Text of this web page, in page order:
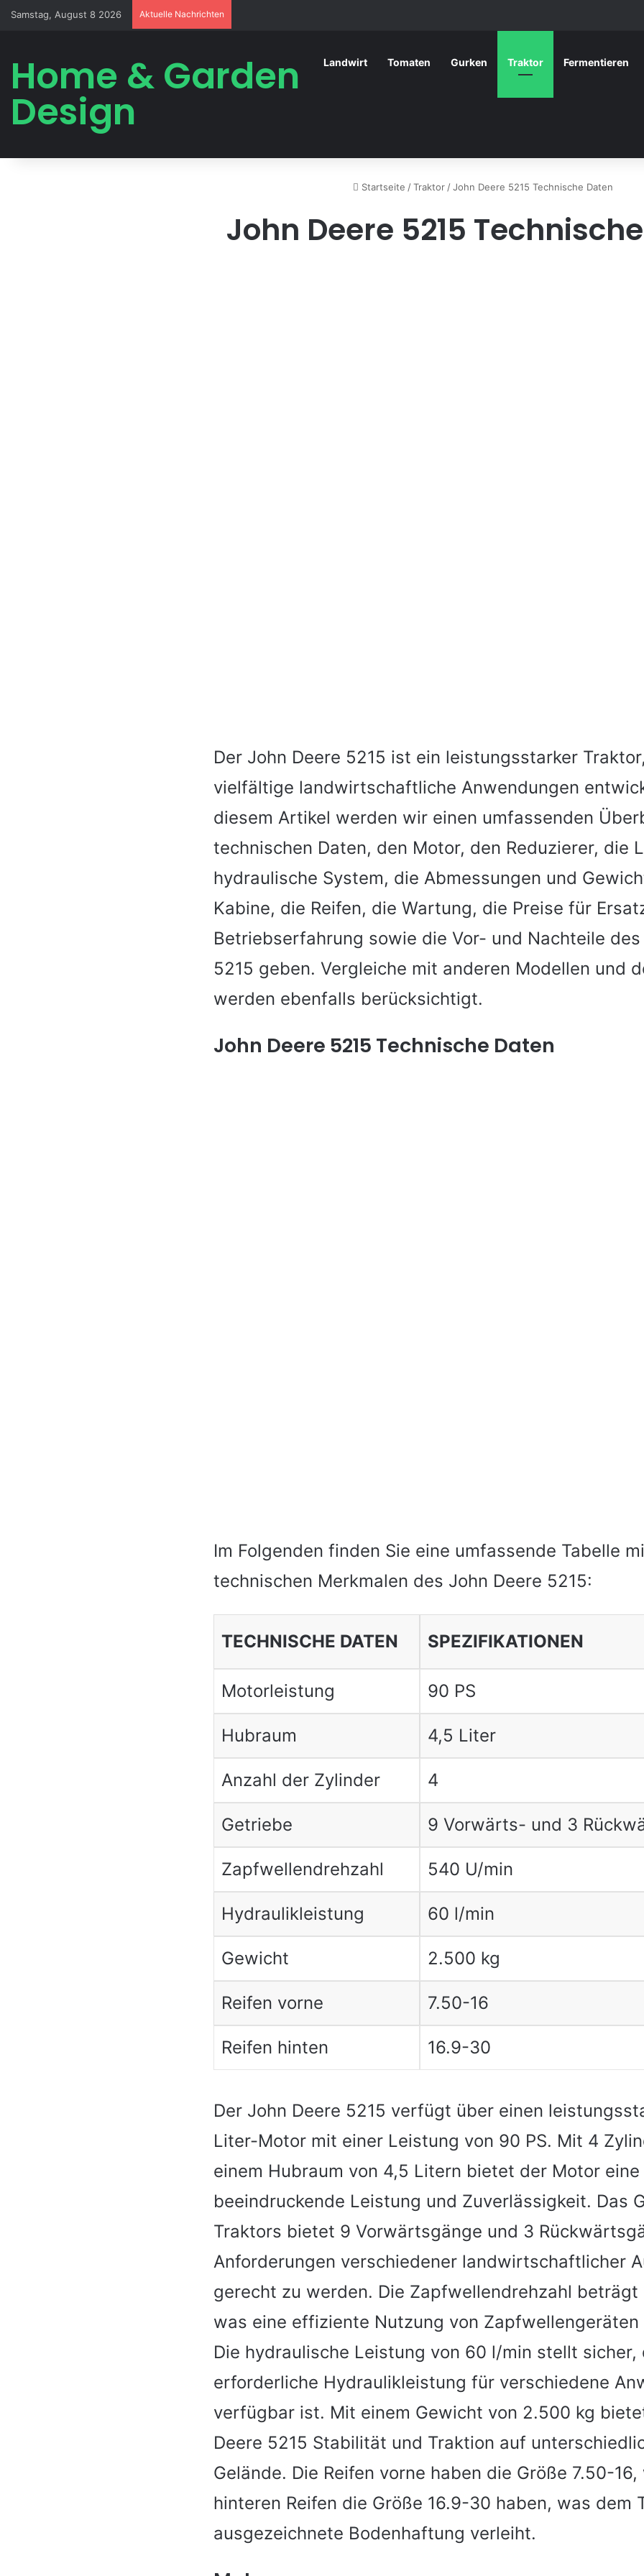
Samstag, August 8 2026 Aktuelle Nachrichten
Home & Garden
Design
Landwirt Tomaten Gurken Traktor Fermentieren
Startseite /Traktor /John Deere 5215 Technische Daten
John Deere 5215
Der John Deere 5215 ist ein leistungsstarker
vielfältige landwirtschaftliche Anwendungen
diesem Artikel werden wir einen umfassenden
technischen Daten, den Motor, den Reduzierer, die
hydraulische System, die Abmessungen und
Kabine, die Reifen, die Wartung, die Preise für
Betriebserfahrung sowie die Vor- und Nachteile des
5215 geben. Vergleiche mit anderen Modellen und
werden ebenfalls berücksichtigt.
John Deere 5215 Technische Daten
Im Folgenden finden Sie eine umfassende Tabelle
technischen Merkmalen des John Deere 5215:
TECHNISCHE DATEN SPEZIFIKATIONEN
Motorleistung 90 PS
Hubraum 4,5 Liter
Anzahl der Zylinder 4
Getriebe 9 Vorwärts- und 3
Zapfwellendrehzahl 540 U/min
Hydraulikleistung 60 l/min
Gewicht 2.500 kg
Reifen vorne 7.50-16
Reifen hinten 16.9-30
Der John Deere 5215 verfügt über einen
Liter-Motor mit einer Leistung von 90 PS. Mit 4
einem Hubraum von 4,5 Litern bietet der Motor eine
beeindruckende Leistung und Zuverlässigkeit. Das
Traktors bietet 9 Vorwärtsgänge und 3
Anforderungen verschiedener landwirtschaftlicher
gerecht zu werden. Die Zapfwellendrehzahl beträgt
was eine effiziente Nutzung von Zapfwellengeräten
Die hydraulische Leistung von 60 l/min stellt sicher,
erforderliche Hydraulikleistung für verschiedene
verfügbar ist. Mit einem Gewicht von 2.500 kg
Deere 5215 Stabilität und Traktion auf
Gelände. Die Reifen vorne haben die Größe 7.50-
hinteren Reifen die Größe 16.9-30 haben, was dem
ausgezeichnete Bodenhaftung verleiht.